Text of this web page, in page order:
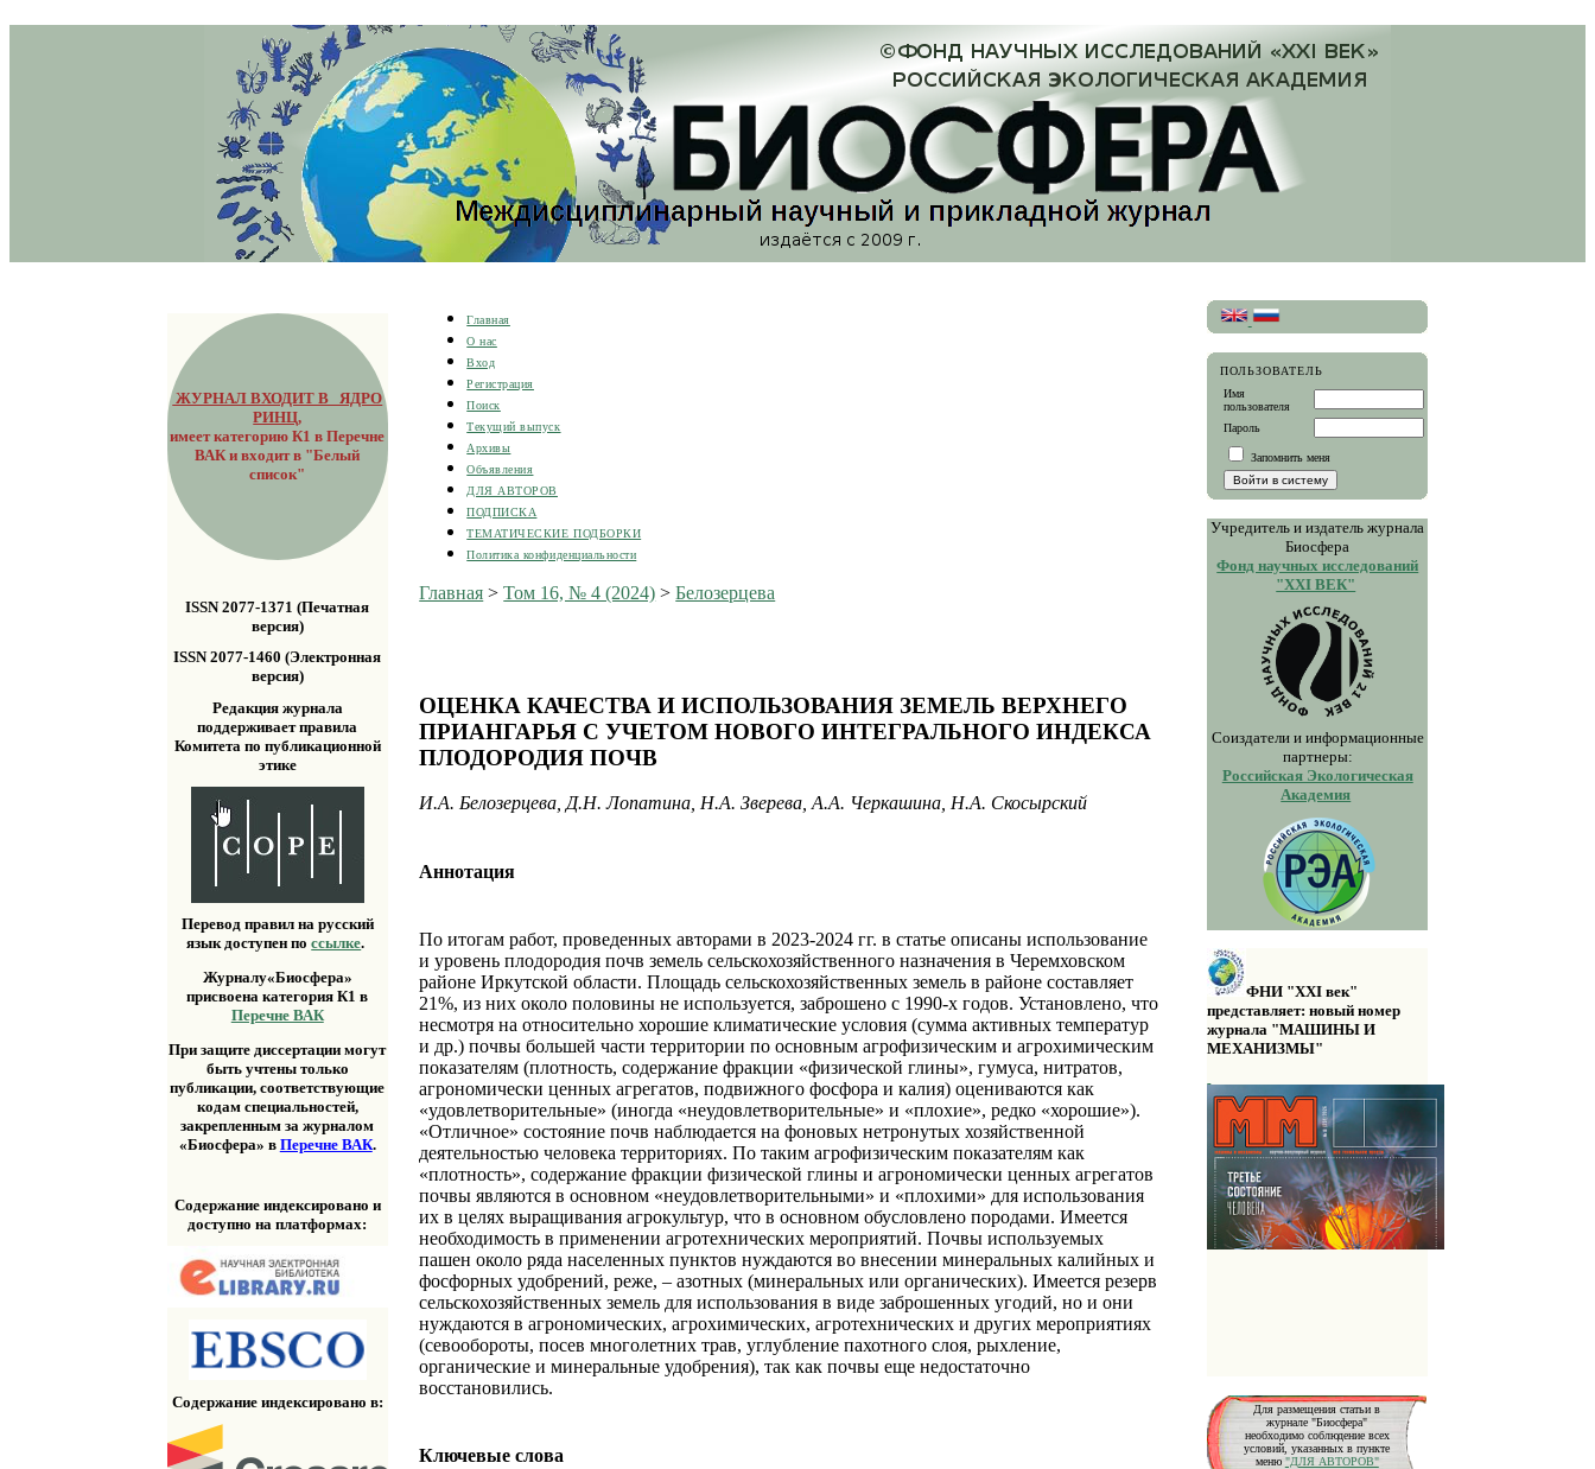
ЖУРНАЛ ВХОДИТ В ЯДРО
РИНЦ,
имеет категорию К1 в Перечне
ВАК и входит в "Белый
список"
ISSN 2077-1371 (Печатная
версия)
ISSN 2077-1460 (Электронная
версия)
Редакция журнала
поддерживает правила
Комитета по публикационной
этике
Перевод правил на русский
язык доступен поссылке.
Журналу«Биосфера»
присвоена категория К1 в
Перечне ВАК
При защите диссертации могут
быть учтены только
публикации, соответствующие
кодам специальностей,
закрепленным за журналом
«Биосфера» в Перечне ВАК.
Содержание индексировано и
доступно на платформах:
Содержание индексировано в:
ПОЛЬЗОВАТЕЛЬ
Имя
пользователя
Пароль
Запомнить меня
Учредитель и издатель журнала
Биосфера
Фонд научных исследований
"XXI ВЕК"
Соиздатели и информационные
партнеры:
Российская Экологическая
Академия
ФНИ "XXI век"
представляет: новый номер
журнала "МАШИНЫ И
МЕХАНИЗМЫ"
Для размещения статьи в
журнале "Биосфера"
необходимо соблюдение всех
условий, указанных в пункте
меню "ДЛЯ АВТОРОВ"
Главная
О нас
Вход
Регистрация
Поиск
Текущий выпуск
Архивы
Объявления
ДЛЯ АВТОРОВ
ПОДПИСКА
ТЕМАТИЧЕСКИЕ ПОДБОРКИ
Политика конфиденциальности
Главная >Том 16, № 4 (2024) >Белозерцева
ОЦЕНКА КАЧЕСТВА И ИСПОЛЬЗОВАНИЯ ЗЕМЕЛЬ ВЕРХНЕГО
ПРИАНГАРЬЯ С УЧЕТОМ НОВОГО ИНТЕГРАЛЬНОГО ИНДЕКСА
ПЛОДОРОДИЯ ПОЧВ
И.А. Белозерцева, Д.Н. Лопатина, Н.А. Зверева, А.А. Черкашина, Н.А. Скосырский
Аннотация
По итогам работ, проведенных авторами в 2023-2024 гг. в статье описаны использование
и уровень плодородия почв земель сельскохозяйственного назначения в Черемховском
районе Иркутской области. Площадь сельскохозяйственных земель в районе составляет
21%, из них около половины не используется, заброшено с 1990-х годов. Установлено, что
несмотря на относительно хорошие климатические условия (сумма активных температур
и др.) почвы большей части территории по основным агрофизическим и агрохимическим
показателям (плотность, содержание фракции «физической глины», гумуса, нитратов,
агрономически ценных агрегатов, подвижного фосфора и калия) оцениваются как
«удовлетворительные» (иногда «неудовлетворительные» и «плохие», редко «хорошие»).
«Отличное» состояние почв наблюдается на фоновых нетронутых хозяйственной
деятельностью человека территориях. По таким агрофизическим показателям как
«плотность», содержание фракции физической глины и агрономически ценных агрегатов
почвы являются в основном «неудовлетворительными» и «плохими» для использования
их в целях выращивания агрокультур, что в основном обусловлено породами. Имеется
необходимость в применении агротехнических мероприятий. Почвы используемых
пашен около ряда населенных пунктов нуждаются во внесении минеральных калийных и
фосфорных удобрений, реже, – азотных (минеральных или органических). Имеется резерв
сельскохозяйственных земель для использования в виде заброшенных угодий, но и они
нуждаются в агрономических, агрохимических, агротехнических и других мероприятиях
(севообороты, посев многолетних трав, углубление пахотного слоя, рыхление,
органические и минеральные удобрения), так как почвы еще недостаточно
восстановились.
Ключевые слова